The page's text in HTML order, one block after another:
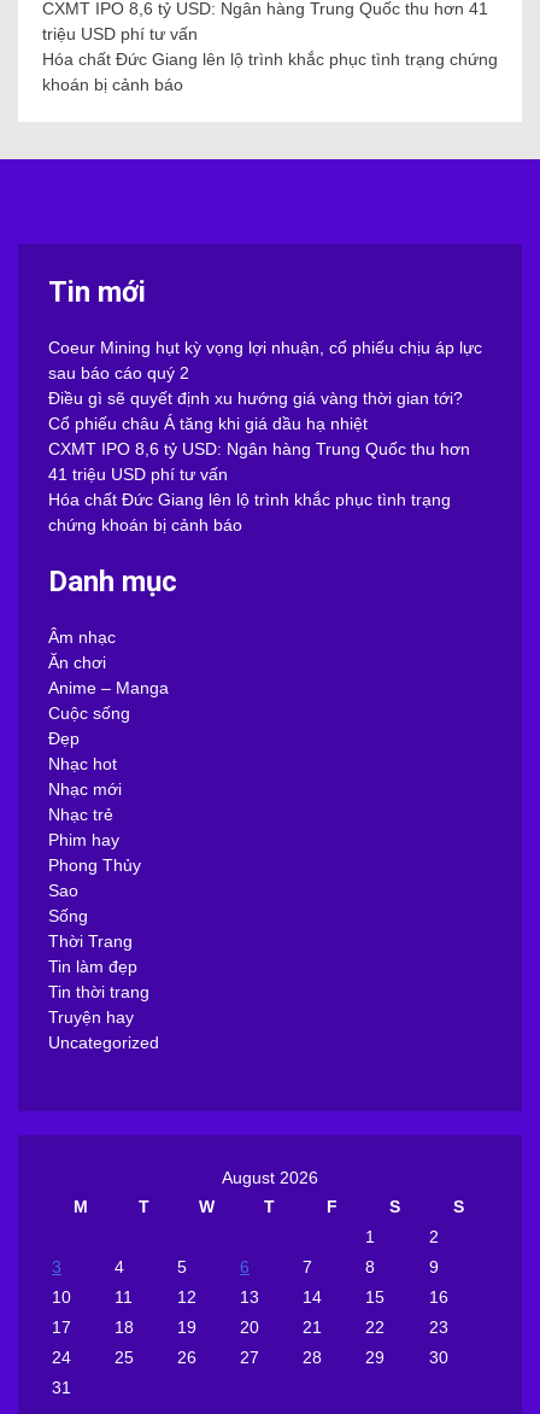
CXMT IPO 8,6 tỷ USD: Ngân hàng Trung Quốc thu hơn 41
triệu USD phí tư vấn
Hóa chất Đức Giang lên lộ trình khắc phục tình trạng chứng
khoán bị cảnh báo
Tin mới
Coeur Mining hụt kỳ vọng lợi nhuận, cổ phiếu chịu áp lực
sau báo cáo quý 2
Điều gì sẽ quyết định xu hướng giá vàng thời gian tới?
Cổ phiếu châu Á tăng khi giá dầu hạ nhiệt
CXMT IPO 8,6 tỷ USD: Ngân hàng Trung Quốc thu hơn
41 triệu USD phí tư vấn
Hóa chất Đức Giang lên lộ trình khắc phục tình trạng
chứng khoán bị cảnh báo
Danh mục
Âm nhạc
Ăn chơi
Anime – Manga
Cuộc sống
Đẹp
Nhạc hot
Nhạc mới
Nhạc trẻ
Phim hay
Phong Thủy
Sao
Sống
Thời Trang
Tin làm đẹp
Tin thời trang
Truyện hay
Uncategorized
August 2026
M
T W T F S
S
1
2
3
4 5 6 7 8
9
10
11 12 13 14 15
16
17
18 19 20 21 22
23
24
25 26 27 28 29
30
31